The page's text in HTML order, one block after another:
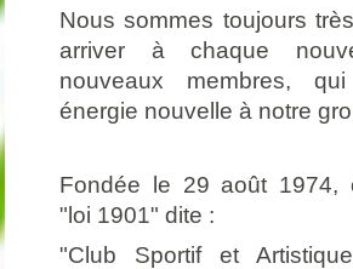
Nous sommes toujours
arriver à chaque
nouveaux membres,
énergie nouvelle à notre
Fondée le 29 août 1974,
"loi 1901" dite :
"Club Sportif et